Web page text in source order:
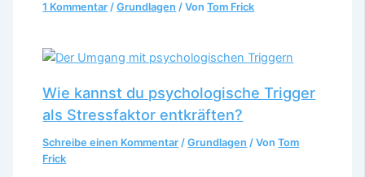
1 Kommentar /Grundlagen / VonTom Frick
Wie kannst du psychologische Trigger
als Stressfaktor entkräften?
Schreibe einen Kommentar /Grundlagen / VonTom
Frick